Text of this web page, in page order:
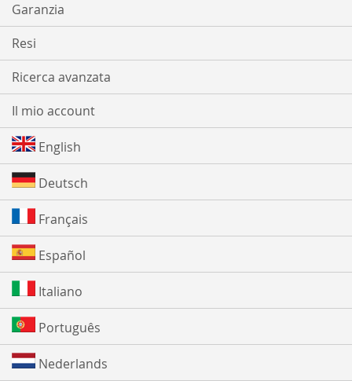
Garanzia
Resi
Ricerca avanzata
Il mio account
English
Deutsch
Français
Español
Italiano
Português
Nederlands